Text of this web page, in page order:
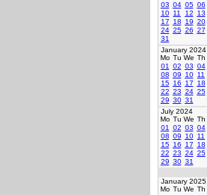
03 04 05 06
10 11 12 13
17
18 19 20
24 25 26 27
31
January 2024
Mo Tu We Th
01
02 03 04
08 09 10 11
15 16 17 18
22 23 24 25
29 30 31
July 2024
Mo Tu We Th
01
02 03 04
08 09 10 11
15 16 17 18
22 23 24 25
29 30 31
January 2025
Mo Tu We Th